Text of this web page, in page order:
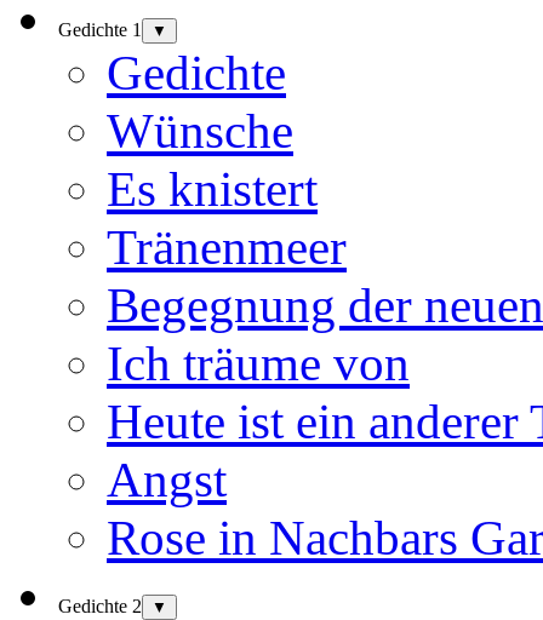
Gedichte 1 ▼
Gedichte
Wünsche
Es knistert
Tränenmeer
Begegnung der
Ich träume von
Heute ist ein anderer
Angst
Rose in Nachbars
Gedichte 2 ▼